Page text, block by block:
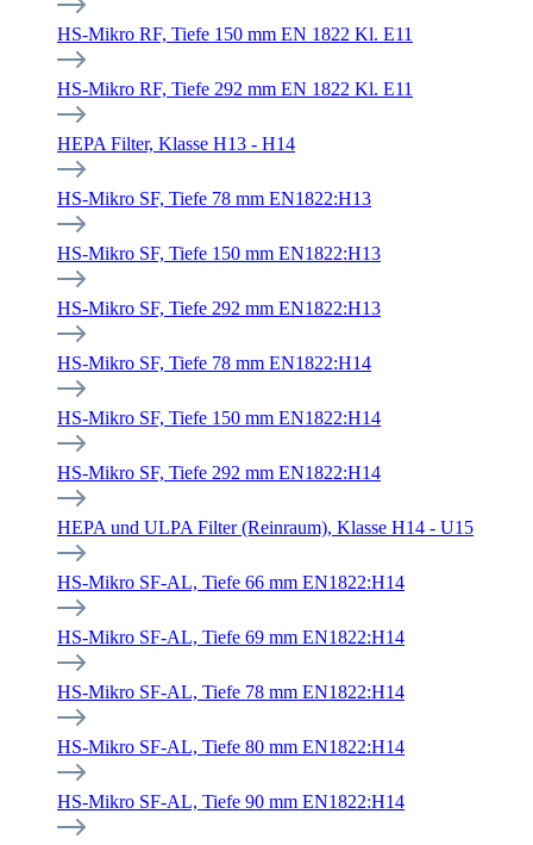
HS-Mikro RF, Tiefe 150 mm EN 1822 Kl. E11
HS-Mikro RF, Tiefe 292 mm EN 1822 Kl. E11
HEPA Filter, Klasse H13 - H14
HS-Mikro SF, Tiefe 78 mm EN1822:H13
HS-Mikro SF, Tiefe 150 mm EN1822:H13
HS-Mikro SF, Tiefe 292 mm EN1822:H13
HS-Mikro SF, Tiefe 78 mm EN1822:H14
HS-Mikro SF, Tiefe 150 mm EN1822:H14
HS-Mikro SF, Tiefe 292 mm EN1822:H14
HEPA und ULPA Filter (Reinraum), Klasse H14 - U15
HS-Mikro SF-AL, Tiefe 66 mm EN1822:H14
HS-Mikro SF-AL, Tiefe 69 mm EN1822:H14
HS-Mikro SF-AL, Tiefe 78 mm EN1822:H14
HS-Mikro SF-AL, Tiefe 80 mm EN1822:H14
HS-Mikro SF-AL, Tiefe 90 mm EN1822:H14